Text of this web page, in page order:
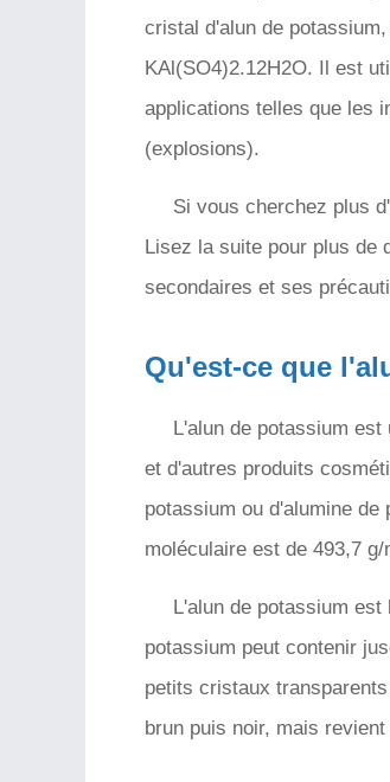
cristal d'alun de
KAl(SO4)2.12H2O. Il est
applications telles que les
(explosions).
Si vous cherchez plus
Lisez la suite pour plus de
secondaires et ses
Qu'est-ce que
L'alun de potassium
et d'autres produits
potassium ou d'alumine
moléculaire est de 493,7 g/
L'alun de potassium
potassium peut contenir
petits cristaux
brun puis noir, mais